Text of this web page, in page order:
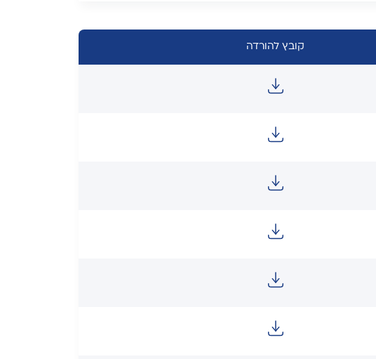
קובץ להורדה